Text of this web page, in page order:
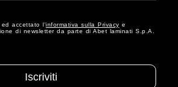
ed accettato l'informativa sulla Privacy e
di newsletter da parte di Abet laminati S.p.A.